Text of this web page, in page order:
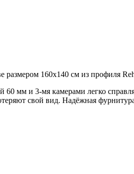
размером 160x140 см из профиля
мм и 3-мя камерами легко
свой вид. Надёжная